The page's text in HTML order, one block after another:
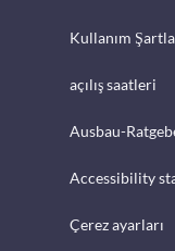
Kullanım
açılış saatleri
Ausbau-
Accessibility
Çerez ayarları